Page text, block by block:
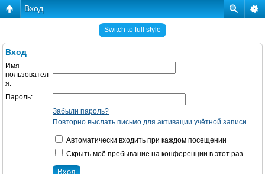
Вход
Switch to full style
Вход
Имя
пользовател
я:
Пароль:
Забыли пароль?
Повторно выслать письмо для активации учётной записи
Автоматически входить при каждом посещении
Скрыть моё пребывание на конференции в этот раз